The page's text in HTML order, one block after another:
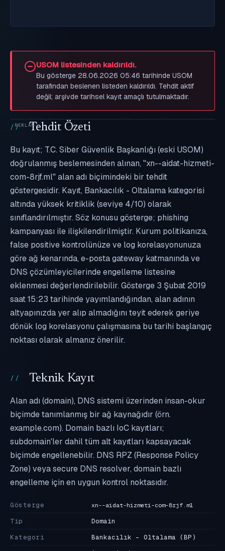
USOM listesinden kaldırıldı.
Bu gösterge 28.06.2026 05:46 tarihinde USOM
tarafından beslenen listeden kaldırıldı. Tehdit aktif
değil; arşivde tarihsel kayıt amaçlı tutulmaktadır.
Tehdit Özeti
Bu kayıt; T.C. Siber Güvenlik Başkanlığı (eski USOM)
doğrulanmış beslemesinden alınan, "xn--aidat-hizmeti-
com-8rjf.ml" alan adı biçimindeki bir tehdit
göstergesidir. Kayıt, Bankacılık - Oltalama kategorisi
altında yüksek kritiklik (seviye 4/10) olarak
sınıflandırılmıştır. Söz konusu gösterge; phishing
kampanyası ile ilişkilendirilmiştir. Kurum politikanıza,
false positive kontrolünüze ve log korelasyonunuza
göre ağ kenarında, e-posta gateway katmanında ve
DNS çözümleyicilerinde engelleme listesine
eklenmesi değerlendirilebilir. Gösterge 3 Şubat 2019
saat 15:23 tarihinde yayımlandığından, alan adının
altyapınızda yer alıp almadığını teyit ederek geriye
dönük log korelasyonu çalışmasına bu tarihi başlangıç
noktası olarak almanız önerilir.
Teknik Kayıt
Alan adı (domain), DNS sistemi üzerinden insan-okur
biçimde tanımlanmış bir ağ kaynağıdır (örn.
example.com). Domain bazlı IoC kayıtları;
subdomain'ler dahil tüm alt kayıtları kapsayacak
biçimde engellenebilir. DNS RPZ (Response Policy
Zone) veya secure DNS resolver, domain bazlı
engelleme için en uygun kontrol noktasıdır.
Gösterge xn--aidat-hizmeti-com-8rjf.ml
Tip
Domain
Kategori
Bankacılık - Oltalama (BP)